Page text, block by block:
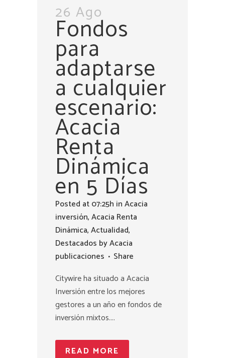
26 Ago
Fondos
para
adaptarse
a cualquier
escenario:
Acacia
Renta
Dinámica
en 5 Días
Posted at 07:25h inAcacia
inversión,Acacia Renta
Dinámica,Actualidad,
Destacados byAcacia
publicaciones
Share
Citywire ha situado a Acacia
Inversión entre los mejores
gestores a un año en fondos de
inversión mixtos....
READ MORE